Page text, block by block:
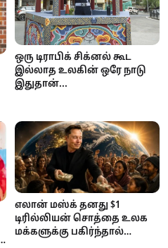
ஒரு டிராபிக் சிக்னல் கூட
இல்லாத உலகின் ஒரே நாடு
இதுதான்...
எலான் மஸ்க் தனது $1
டிரில்லியன் சொத்தை உலக
மக்களுக்கு பகிர்ந்தால்